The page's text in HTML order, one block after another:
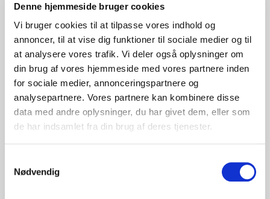
Denne hjemmeside bruger cookies
Vi bruger cookies til at tilpasse vores indhold og
annoncer, til at vise dig funktioner til sociale medier og til
at analysere vores trafik. Vi deler også oplysninger om
din brug af vores hjemmeside med vores partnere inden
for sociale medier, annonceringspartnere og
analysepartnere. Vores partnere kan kombinere disse
data med andre oplysninger, du har givet dem, eller som
de har indsamlet fra din brug af deres tjenester.
Nødvendig